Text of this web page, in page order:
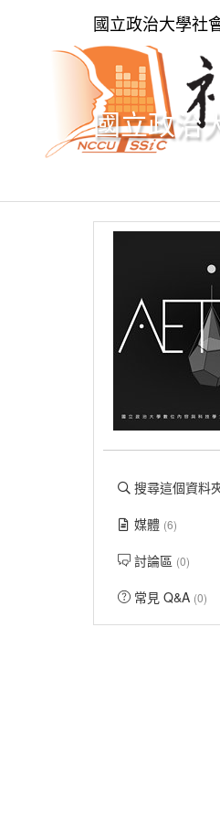
國立政治大學社
國立政治
搜尋這個資料
媒體 (6)
討論區 (0)
常見 Q&A (0)